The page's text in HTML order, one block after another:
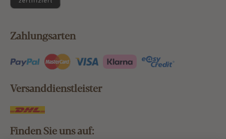
Zahlungsarten
Versanddienstleister
Finden Sie uns auf: